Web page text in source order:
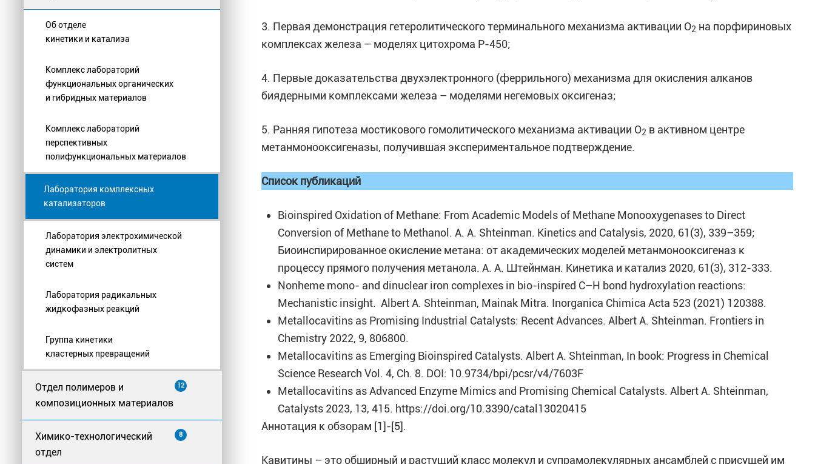
Об отделе
кинетики и катализа
Комплекс лабораторий
функциональных органических
и гибридных материалов
Комплекс лабораторий
перспективных
полифункциональных материалов
Лаборатория комплексных
катализаторов
Лаборатория электрохимической
динамики и электролитных
систем
Лаборатория радикальных
жидкофазных реакций
Группа кинетики
кластерных превращений
Отдел полимеров и
композиционных материалов
12
Химико-технологический
отдел
8
3. Первая демонстрация гетеролитического терминального механизма активации О2 на порфириновых
комплексах железа – моделях цитохрома Р-450;
4. Первые доказательства двухэлектронного (феррильного) механизма для окисления алканов
биядерными комплексами железа – моделями негемовых оксигеназ;
5. Ранняя гипотеза мостикового гомолитического механизма активации О2 в активном центре
метанмонооксигеназы, получившая экспериментальное подтверждение.
Список публикаций
Bioinspired Oxidation of Methane: From Academic Models of Methane Monooxygenases to Direct
Conversion of Methane to Methanol. A. A. Shteinman. Kinetics and Catalysis, 2020, 61(3), 339–359;
Биоинспирированное окисление метана: от академических моделей метанмонооксигеназ к
процессу прямого получения метанола. А. А. Штейнман. Кинетика и катализ 2020, 61(3), 312-333.
Nonheme mono- and dinuclear iron complexes in bio-inspired C–H bond hydroxylation reactions:
Mechanistic insight. Аlbert A. Shteinman, Mainak Mitra. Inorganica Chimica Acta 523 (2021) 120388.
Metallocavitins as Promising Industrial Catalysts: Recent Advances. Albert A. Shteinman. Frontiers in
Chemistry 2022, 9, 806800.
Metallocavitins as Emerging Bioinspired Catalysts. Albert A. Shteinman, In book: Progress in Chemical
Science Research Vol. 4, Ch. 8. DOI: 10.9734/bpi/pcsr/v4/7603F
Metallocavitins as Advanced Enzyme Mimics and Promising Chemical Catalysts. Albert A. Shteinman,
Catalysts 2023, 13, 415. https://doi.org/10.3390/catal13020415
Аннотация к обзорам [1]-[5].
Кавитины – это обширный и растущий класс молекул и супрамолекулярных ансамблей с присущей им